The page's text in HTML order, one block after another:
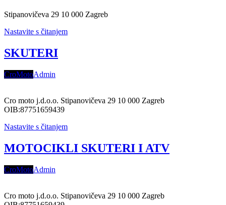
Stipanovičeva 29 10 000 Zagreb
Nastavite s čitanjem
SKUTERI
CroMotoAdmin
Cro moto j.d.o.o. Stipanovičeva 29 10 000 Zagreb
OIB:87751659439
Nastavite s čitanjem
MOTOCIKLI SKUTERI I ATV
CroMotoAdmin
Cro moto j.d.o.o. Stipanovičeva 29 10 000 Zagreb